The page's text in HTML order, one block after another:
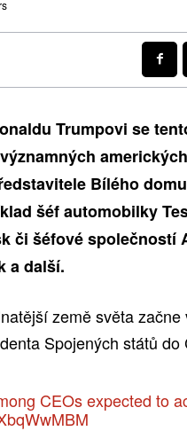
Trumpovi se
Bílého
šéf automobilky
či šéfové společností
a další.
země světa
Spojených států do
CEOs expected to